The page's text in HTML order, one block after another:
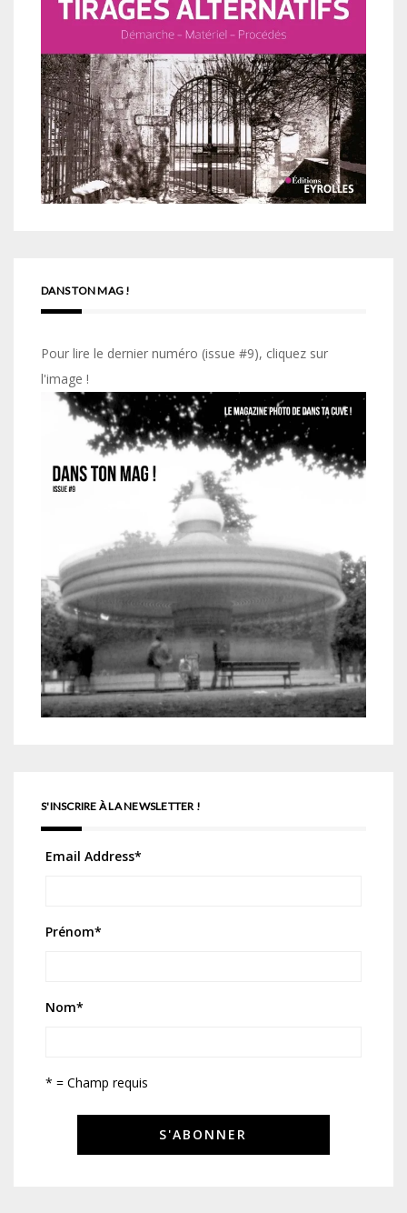
DANS TON MAG !
Pour lire le dernier numéro (issue #9), cliquez sur
l'image !
S'INSCRIRE À LA NEWSLETTER !
Email Address*
Prénom*
Nom*
* = Champ requis